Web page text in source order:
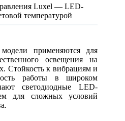
Luxel — LED-
температурой
применяются для
освещения на
Стойкость к вибрациям и
работы в широком
светодиодные LED-
для сложных условий